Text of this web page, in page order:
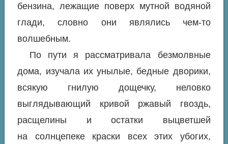
бензина, лежащие поверх мутной водяной
глади, словно они являлись чем-то
волшебным.
По пути я рассматривала безмолвные
дома, изучала их унылые, бедные дворики,
всякую гнилую дощечку, неловко
выглядывающий кривой ржавый гвоздь,
расщелины и остатки выцветшей
на солнцепеке краски всех этих убогих,